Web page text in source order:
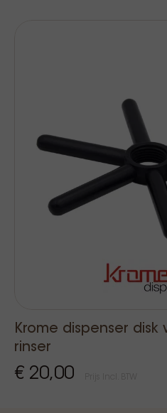
Krome dispenser disk
rinser
€ 20,00